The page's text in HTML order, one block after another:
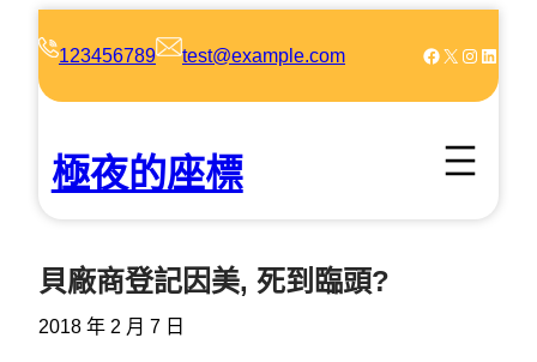
123456789 test@example.com Facebook X Instagram LinkedIn
極夜的座標
貝廠商登記因美, 死到臨頭?
2018 年 2 月 7 日